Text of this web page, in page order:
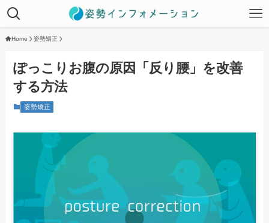
Home 姿勢矯正
ぽっこりお腹の原因「反り腰」を改善
する方法
姿勢矯正